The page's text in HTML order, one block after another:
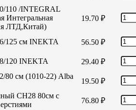
110 /INTEGRAL
Интегральная
ЛТД,Китай)
19.70 ₽
125 см INEKTA 56.50 ₽
120 INEKTA 29.40 ₽
80 см (1010-22) Alba
19.50 ₽
СН28 80см с
76.80 ₽